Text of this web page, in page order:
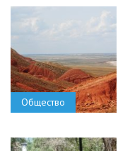
Общество